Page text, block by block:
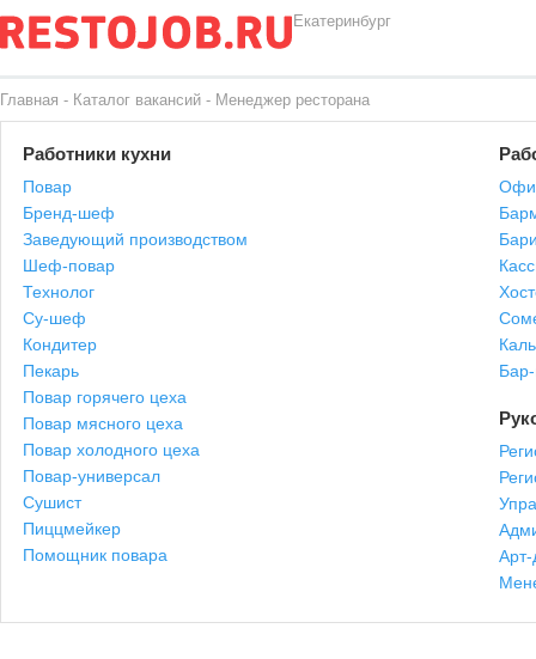
Екатеринбург
Главная - Каталог вакансий - Менеджер ресторана
Работники кухни
Повар
Бренд-шеф
Заведующий производством
Шеф-повар
Технолог
Су-шеф
Кондитер
Пекарь
Повар горячего цеха
Повар мясного цеха
Повар холодного цеха
Повар-универсал
Сушист
Пиццмейкер
Помощник повара
Арт-